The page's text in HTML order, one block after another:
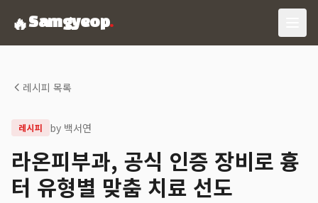
🔥Samgyeop.
레시피 목록
레시피 by 백서연
라온피부과, 공식 인증 장비로 흉
터 유형별 맞춤 치료 선도